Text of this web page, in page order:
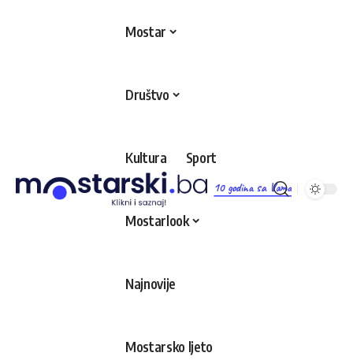
10 godina sa Vama
Mostar
Društvo
Kultura Sport
Mostarlook
Najnovije
Mostarsko ljeto